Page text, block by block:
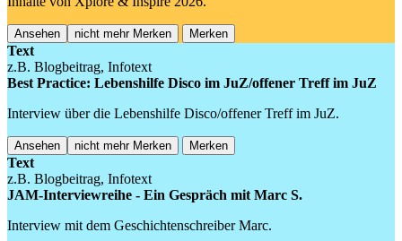
Ansehen nicht mehr Merken Merken
Text
z.B. Blogbeitrag, Infotext
Best Practice: Lebenshilfe Disco im JuZ/offener Treff im JuZ
Interview über die Lebenshilfe Disco/offener Treff im JuZ.
Ansehen nicht mehr Merken Merken
Text
z.B. Blogbeitrag, Infotext
JAM-Interviewreihe - Ein Gespräch mit Marc S.
Interview mit dem Geschichtenschreiber Marc.